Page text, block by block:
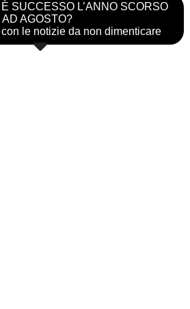
SUCCESSO L’ANNO SCORSO
AD AGOSTO?
le notizie da non dimenticare